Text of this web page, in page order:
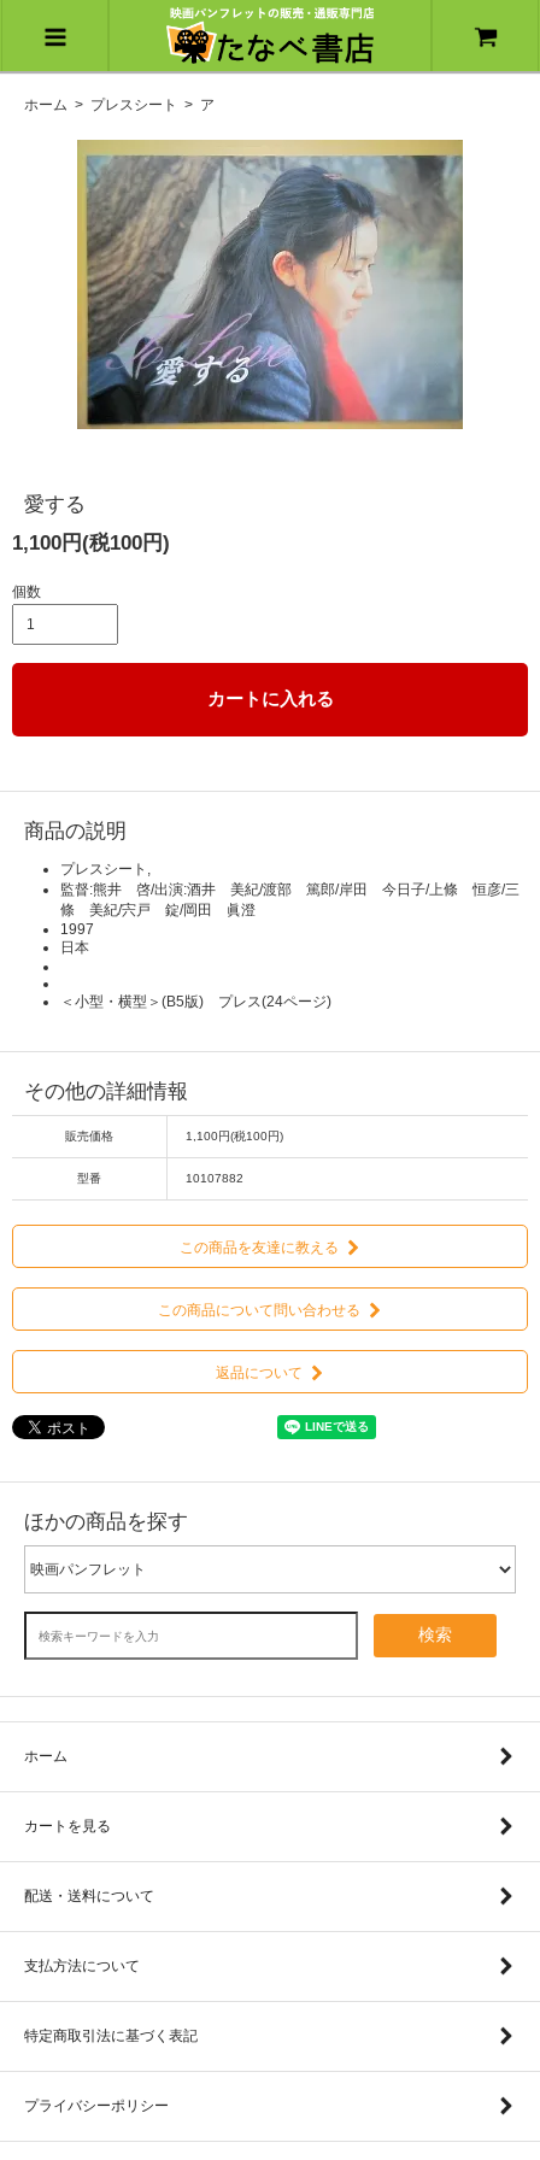
ホーム > プレスシート > ア
愛する
1,100円(税100円)
個数
カートに入れる
商品の説明
プレスシート,
監督:熊井 啓/出演:酒井 美紀/渡部 篤郎/岸田 今日子/上條 恒彦/三
條 美紀/宍戸 錠/岡田 眞澄
1997
日本
＜小型・横型＞(B5版) プレス(24ページ)
その他の詳細情報
販売価格 1,100円(税100円)
型番 10107882
この商品を友達に教える
この商品について問い合わせる
返品について
ほかの商品を探す
検索
ホーム
カートを見る
配送・送料について
支払方法について
特定商取引法に基づく表記
プライバシーポリシー